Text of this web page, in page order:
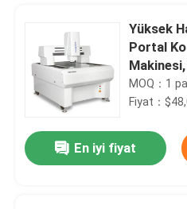
Yüksek
Portal
MOQ：1
Fiyat：
En iyi fiyat